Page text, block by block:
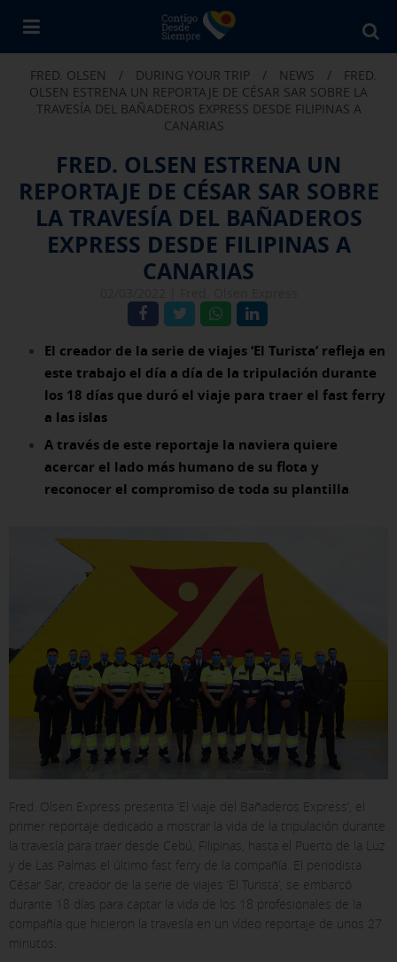
FRED. OLSEN / DURING YOUR TRIP / NEWS /
FRED.
OLSEN ESTRENA UN REPORTAJE DE CÉSAR SAR SOBRE LA
TRAVESÍA DEL BAÑADEROS EXPRESS DESDE FILIPINAS A
CANARIAS
FRED. OLSEN ESTRENA UN
REPORTAJE DE CÉSAR SAR SOBRE
LA TRAVESÍA DEL BAÑADEROS
EXPRESS DESDE FILIPINAS A
CANARIAS
El creador de la serie de viajes ‘El Turista’ refleja en
este trabajo el día a día de la tripulación durante
los 18 días que duró el viaje para traer el fast ferry
a las islas
A través de este reportaje la naviera quiere
acercar el lado más humano de su flota y
reconocer el compromiso de toda su plantilla
Fred. Olsen Express presenta ‘El viaje del Bañaderos Express’, el
primer reportaje dedicado a mostrar la vida de la tripulación durante
la travesía para traer desde Cebú, Filipinas, hasta el Puerto de la Luz
y de Las Palmas el último fast ferry de la compañía. El periodista
César Sar, creador de la serie de viajes ‘El Turista’, se embarcó
durante 18 días para captar la vida de los 18 profesionales de la
compañía que hicieron la travesía en un vídeo reportaje de unos 27
minutos.